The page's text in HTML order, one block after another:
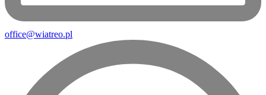
office@wiatreo.pl